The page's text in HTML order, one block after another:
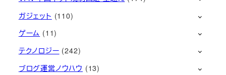
ガジェット (110)
ゲーム (11)
テクノロジー (242)
ブログ運営ノウハウ (13)